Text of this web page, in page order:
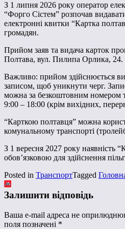
З 1 липня 2026 року оператор
“Форго Сістем” розпочав
електронні квитки “Картка
громадян.
Прийом заяв та видача карток
Полтава, вул. Пилипа Орлика, 24.
Важливо: прийом здійснюється
записом, щоб уникнути черг.
можна за безкоштовним номером
9:00 – 18:00 (крім вихідних,
“Карткою полтавця” можна
комунальному транспорті
З 1 вересня 2027 року наявність
обов’язковою для здійснення
Posted in ТранспортTagged
Залишити відповідь
Ваша e-mail адреса не
поля позначені *